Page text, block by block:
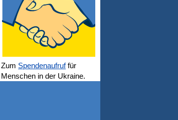
Zum Spendenaufruffür
Menschen in der Ukraine.